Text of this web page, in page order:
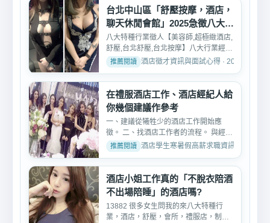
台北中山區「舒壓按摩，酒店，
聊天休閒會館」2025急徵八大工
作人員
八大特種行業徵人【美容師,超極緻酒店,
舒壓,台北舒壓,台北按摩】八大行業經紀
公司、八大酒店、八...酒店徵才資訊與面試心得 · 2025-01-20
在禮服酒店工作、酒店經紀人給
你幾個建議作參考
一、建議從犧牲少的酒店工作開始應
徵。 二、找酒店工作者的流程。 與經紀
人見面了解面試需求-->...
酒店學生寒暑假高薪求職資訊 · 2026-
酒店小姐工作真的「不脫衣陪酒
不出場陪睡」的酒店嗎?
13882 很多女生問我的來八大特種行
業，酒店，舒壓，會所，禮服店，制服